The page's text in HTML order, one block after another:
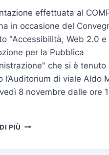
effettuata al
in occasione del
"Accessibilità, Web 2.0 e
per la Pubblica
che si è tenuto
l’Auditorium di viale Aldo
8 novembre dalle ore
PIÙ ACCESSIBILITÀ